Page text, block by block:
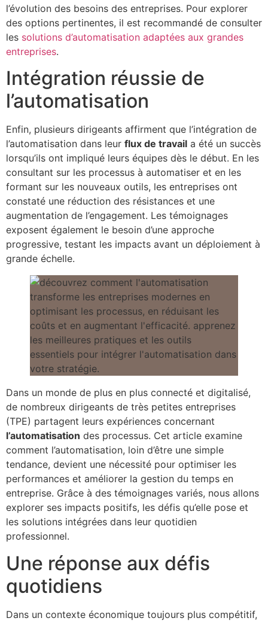
l’évolution des besoins des entreprises. Pour explorer
des options pertinentes, il est recommandé de consulter
les solutions d’automatisation adaptées aux grandes
entreprises.
Intégration réussie de
l’automatisation
Enfin, plusieurs dirigeants affirment que l’intégration de
l’automatisation dans leur flux de travail a été un succès
lorsqu’ils ont impliqué leurs équipes dès le début. En les
consultant sur les processus à automatiser et en les
formant sur les nouveaux outils, les entreprises ont
constaté une réduction des résistances et une
augmentation de l’engagement. Les témoignages
exposent également le besoin d’une approche
progressive, testant les impacts avant un déploiement à
grande échelle.
Dans un monde de plus en plus connecté et digitalisé,
de nombreux dirigeants de très petites entreprises
(TPE) partagent leurs expériences concernant
l’automatisation des processus. Cet article examine
comment l’automatisation, loin d’être une simple
tendance, devient une nécessité pour optimiser les
performances et améliorer la gestion du temps en
entreprise. Grâce à des témoignages variés, nous allons
explorer ses impacts positifs, les défis qu’elle pose et
les solutions intégrées dans leur quotidien
professionnel.
Une réponse aux défis
quotidiens
Dans un contexte économique toujours plus compétitif,